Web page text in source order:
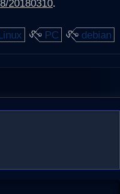
20180310.
PC debian